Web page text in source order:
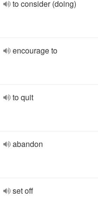
to consider (doing)
encourage to
to quit
abandon
set off